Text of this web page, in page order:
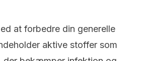
at forbedre din generelle
aktive stoffer som